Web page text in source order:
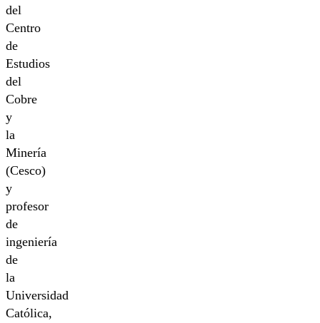
del
Centro
de
Estudios
del
Cobre
y
la
Minería
(Cesco)
y
profesor
de
ingeniería
de
la
Universidad
Católica,